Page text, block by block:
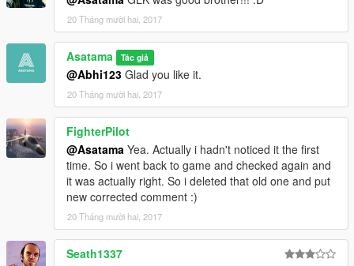
20 Tháng mười hai, 2017
Asatama Tác giả
@Abhi123 Glad you like it.
20 Tháng mười hai, 2017
FighterPilot
@Asatama Yea. Actually i hadn't noticed it the first
time. So i went back to game and checked again and
it was actually right. So i deleted that old one and put
new corrected comment :)
20 Tháng mười hai, 2017
Seath1337